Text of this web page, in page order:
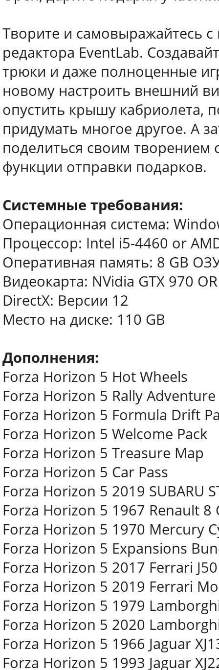
Творите и самовыражайтесь
редактора EventLab.
трюки и даже полноценные
новому настроить внешний
опустить крышу кабриолета,
придумать многое другое. А
поделиться своим
функции отправки подарков.
Системные требования:
Операционная система:
Процессор: Intel i5-4460 or
Оперативная память: 8 GB
Видеокарта: NVidia GTX 970
DirectX: Версии 12
Место на диске: 110 GB
Дополнения:
Forza Horizon 5 Hot Wheels
Forza Horizon 5 Rally Adventure
Forza Horizon 5 Formula Drift
Forza Horizon 5 Welcome Pack
Forza Horizon 5 Treasure Map
Forza Horizon 5 Car Pass
Forza Horizon 5 2019 SUBARU
Forza Horizon 5 1967 Renault 8
Forza Horizon 5 1970 Mercury
Forza Horizon 5 Expansions
Forza Horizon 5 2017 Ferrari J50
Forza Horizon 5 2019 Ferrari
Forza Horizon 5 1979
Forza Horizon 5 2020
Forza Horizon 5 1966 Jaguar
Forza Horizon 5 1993 Jaguar